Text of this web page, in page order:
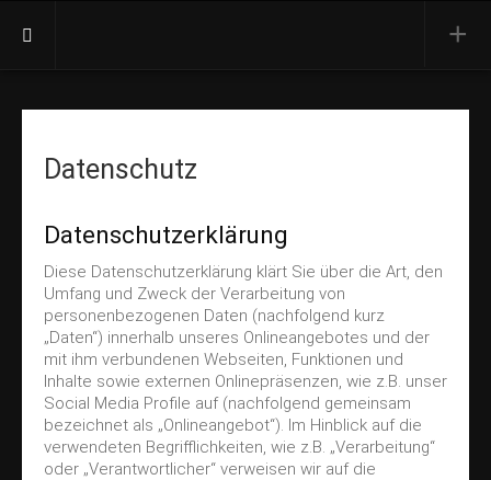
Presse
Vorstand
Dirigent
Besetzung
Ehrenmitglieder
Konzerte
Jahreskonzert
Open Air
Datenschutz
Datenschutzerklärung
Diese Datenschutzerklärung klärt Sie über die Art, den
Umfang und Zweck der Verarbeitung von
personenbezogenen Daten (nachfolgend kurz
„Daten“) innerhalb unseres Onlineangebotes und der
mit ihm verbundenen Webseiten, Funktionen und
Inhalte sowie externen Onlinepräsenzen, wie z.B. unser
Social Media Profile auf (nachfolgend gemeinsam
bezeichnet als „Onlineangebot“). Im Hinblick auf die
verwendeten Begrifflichkeiten, wie z.B. „Verarbeitung“
oder „Verantwortlicher“ verweisen wir auf die